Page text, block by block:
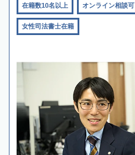
在籍数10名以上 オンライン相談可
女性司法書士在籍